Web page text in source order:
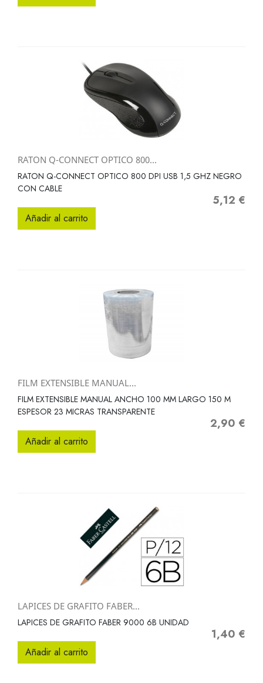
RATON Q-CONNECT OPTICO 800...
RATON Q-CONNECT OPTICO 800 DPI USB 1,5 GHZ NEGRO
CON CABLE
Precio
5,12 €
Añadir al carrito
FILM EXTENSIBLE MANUAL...
FILM EXTENSIBLE MANUAL ANCHO 100 MM LARGO 150 M
ESPESOR 23 MICRAS TRANSPARENTE
Precio
2,90 €
Añadir al carrito
LAPICES DE GRAFITO FABER...
LAPICES DE GRAFITO FABER 9000 6B UNIDAD
Precio
1,40 €
Añadir al carrito